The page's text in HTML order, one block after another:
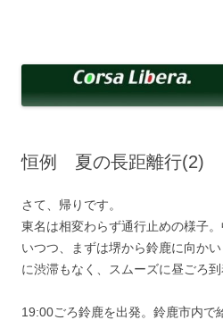
へ
ッ
恒例 夏の長距離行(2)
さて、帰りです。
東名は相変わらず通行止めの様子
いつつ、まずは堺から鈴鹿に向か
に渋滞もなく、スムーズに昼ごろ到
19:00ごろ鈴鹿を出発。鈴鹿市内で